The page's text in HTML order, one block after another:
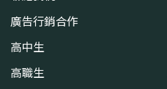
廣告行銷合作
高中生
高職生